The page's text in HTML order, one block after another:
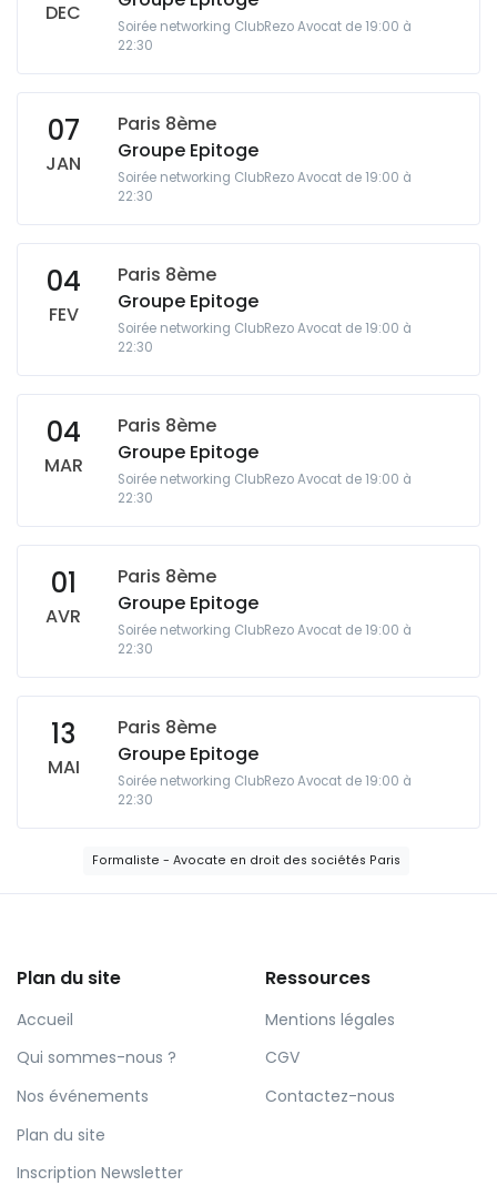
DEC
Soirée networking ClubRezo Avocat de 19:00 à
22:30
07
JAN
Paris 8ème
Groupe Epitoge
Soirée networking ClubRezo Avocat de 19:00 à
22:30
04
FEV
Paris 8ème
Groupe Epitoge
Soirée networking ClubRezo Avocat de 19:00 à
22:30
04
MAR
Paris 8ème
Groupe Epitoge
Soirée networking ClubRezo Avocat de 19:00 à
22:30
01
AVR
Paris 8ème
Groupe Epitoge
Soirée networking ClubRezo Avocat de 19:00 à
22:30
13
MAI
Paris 8ème
Groupe Epitoge
Soirée networking ClubRezo Avocat de 19:00 à
22:30
Formaliste - Avocate en droit des sociétés Paris
Plan du site
Accueil
Qui sommes-nous ?
Nos événements
Plan du site
Inscription Newsletter
Ressources
Mentions légales
CGV
Contactez-nous